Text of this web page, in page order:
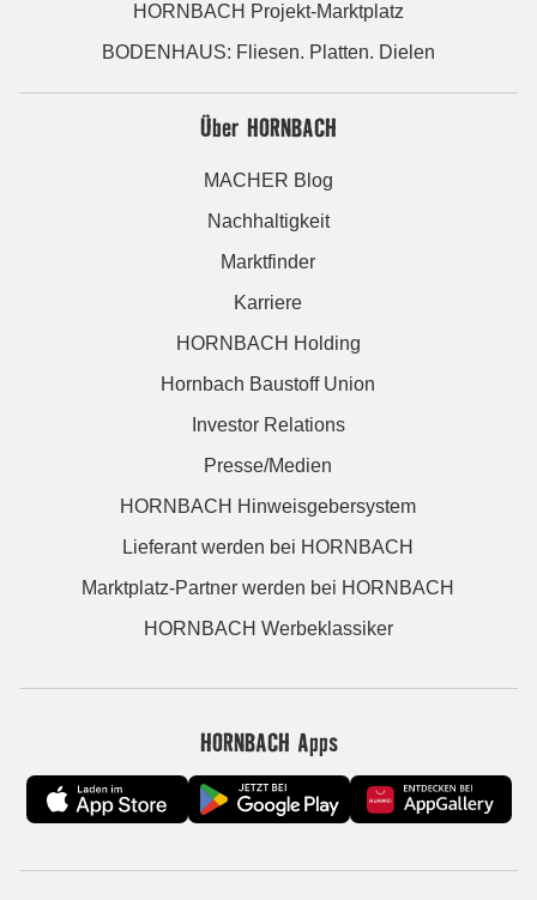
HORNBACH Projekt-Marktplatz
BODENHAUS: Fliesen. Platten. Dielen
Über HORNBACH
MACHER Blog
Nachhaltigkeit
Marktfinder
Karriere
HORNBACH Holding
Hornbach Baustoff Union
Investor Relations
Presse/Medien
HORNBACH Hinweisgebersystem
Lieferant werden bei HORNBACH
Marktplatz-Partner werden bei HORNBACH
HORNBACH Werbeklassiker
HORNBACH Apps